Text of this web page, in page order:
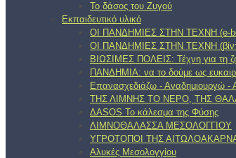
Το δάσος του Ζυγού
Εκπαιδευτικό υλικό
ΟΙ ΠΑΝΔΗΜΙΕΣ ΣΤΗΝ ΤΕΧΝΗ (e-
ΟΙ ΠΑΝΔΗΜΙΕΣ ΣΤΗΝ ΤΕΧΝΗ
ΒΙΩΣΙΜΕΣ ΠΟΛΕΙΣ: Τέχνη για τη
ΠΑΝΔΗΜΙΑ: να το δούμε ως
Επανασχεδιάζω - Αναδημιουργώ -
ΤΗΣ ΛΙΜΝΗΣ ΤΟ ΝΕΡΟ, ΤΗΣ
ΔΑSOS Το κάλεσμα της Φύσης
ΛΙΜΝΟΘΑΛΑΣΣΑ ΜΕΣΟΛΟΓΓΙΟΥ
ΥΓΡΟΤΟΠΟΙ ΤΗΣ
Αλυκές Μεσολογγίου